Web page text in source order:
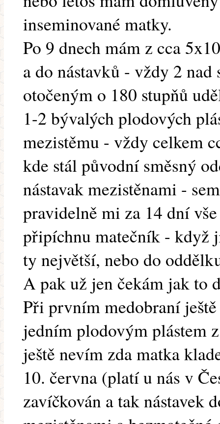
inseminované matky.
Po 9 dnech mám z cca
a do nástavků - vždy 2 nad
otočeným o 180 stupňů
1-2 bývalých plodových
mezistěmu - vždy celkem
kde stál původní směsný
nástavak mezistěnami -
pravidelně mi za 14 dní
připíchnu matečník - když
ty největší, nebo do
A pak už jen čekám jak to
Při prvním medobraní
jedním plodovým plástem
ještě nevím zda matka
10. června (platí u nás v
zavíčkován a tak nástavek